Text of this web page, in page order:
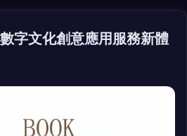
字文化創意應用服務新體